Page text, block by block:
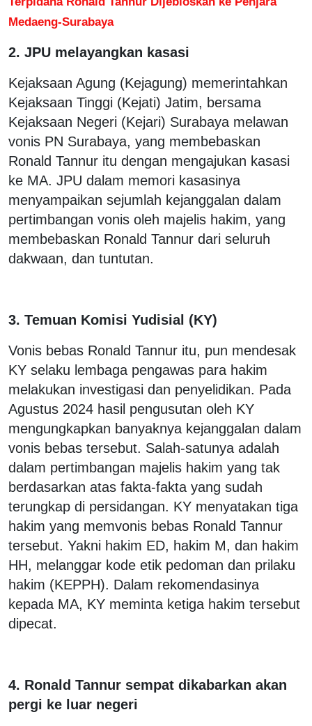
Medaeng-Surabaya
2. JPU melayangkan kasasi
Kejaksaan Agung (Kejagung) memerintahkan
Kejaksaan Tinggi (Kejati) Jatim, bersama
Kejaksaan Negeri (Kejari) Surabaya melawan
vonis PN Surabaya, yang membebaskan
Ronald Tannur itu dengan mengajukan kasasi
ke MA. JPU dalam memori kasasinya
menyampaikan sejumlah kejanggalan dalam
pertimbangan vonis oleh majelis hakim, yang
membebaskan Ronald Tannur dari seluruh
dakwaan, dan tuntutan.
3. Temuan Komisi Yudisial (KY)
Vonis bebas Ronald Tannur itu, pun mendesak
KY selaku lembaga pengawas para hakim
melakukan investigasi dan penyelidikan. Pada
Agustus 2024 hasil pengusutan oleh KY
mengungkapkan banyaknya kejanggalan dalam
vonis bebas tersebut. Salah-satunya adalah
dalam pertimbangan majelis hakim yang tak
berdasarkan atas fakta-fakta yang sudah
terungkap di persidangan. KY menyatakan tiga
hakim yang memvonis bebas Ronald Tannur
tersebut. Yakni hakim ED, hakim M, dan hakim
HH, melanggar kode etik pedoman dan prilaku
hakim (KEPPH). Dalam rekomendasinya
kepada MA, KY meminta ketiga hakim tersebut
dipecat.
4. Ronald Tannur sempat dikabarkan akan
pergi ke luar negeri